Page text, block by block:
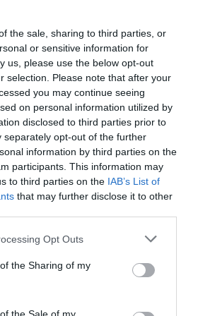
the sale, sharing to third parties, or
or sensitive information for
us, please use the below opt-out
selection. Please note that after your
you may continue seeing
on personal information utilized by
disclosed to third parties prior to
separately opt-out of the further
information by third parties on the
participants. This information may
to third parties on the IAB’s List of
that may further disclose it to other
app uses one or more Google
or usage behaviour. You may click to
to Google and its third-party tags to
specified purposes in below Google
Opt Outs
the Sharing of my
Šilova iespaidīgais atvairījums
NHL sezonas TOP 15